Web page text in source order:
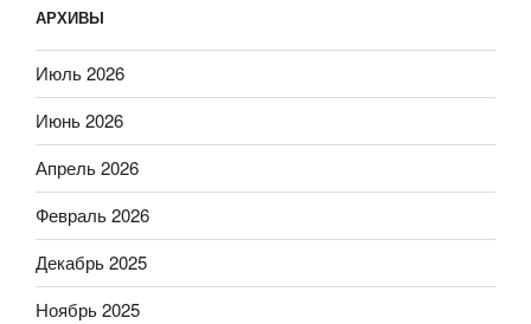
АРХИВЫ
Июль 2026
Июнь 2026
Апрель 2026
Февраль 2026
Декабрь 2025
Ноябрь 2025